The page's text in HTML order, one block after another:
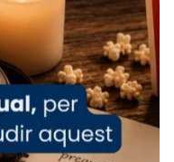
ens